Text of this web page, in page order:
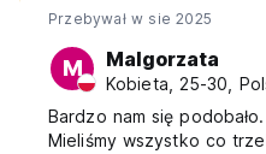
Przebywał w sie 2025
M Malgorzata
Kobieta, 25-30,
Bardzo nam się podobało.
Mieliśmy wszystko co